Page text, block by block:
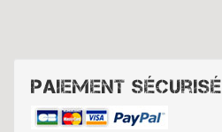
Paiement sécurisé